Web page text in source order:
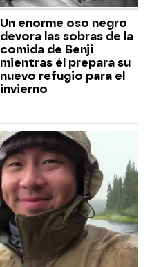
Un enorme oso negro
devora las sobras de la
comida de Benji
mientras él prepara su
nuevo refugio para el
invierno